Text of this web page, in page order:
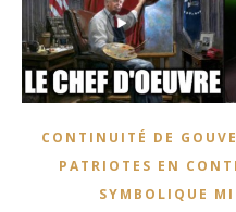
CONTINUITÉ DE
PATRIOTES EN
SYMBOLIQUE